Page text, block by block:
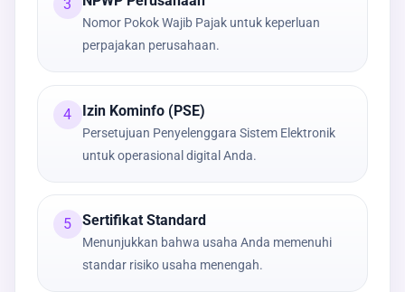
3
Nomor Pokok Wajib Pajak untuk keperluan
perpajakan perusahaan.
4 Izin Kominfo (PSE)
Persetujuan Penyelenggara Sistem Elektronik
untuk operasional digital Anda.
5 Sertifikat Standard
Menunjukkan bahwa usaha Anda memenuhi
standar risiko usaha menengah.